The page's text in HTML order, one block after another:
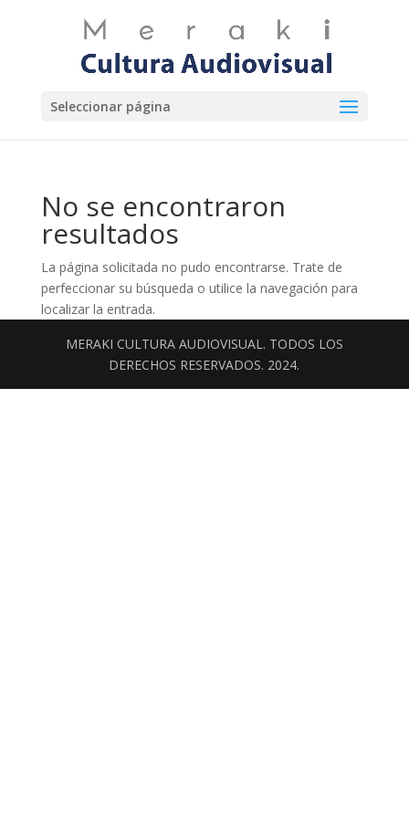
Seleccionar página
No se encontraron
resultados
La página solicitada no pudo encontrarse. Trate de
perfeccionar su búsqueda o utilice la navegación para
localizar la entrada.
MERAKI CULTURA AUDIOVISUAL. TODOS LOS
DERECHOS RESERVADOS. 2024.